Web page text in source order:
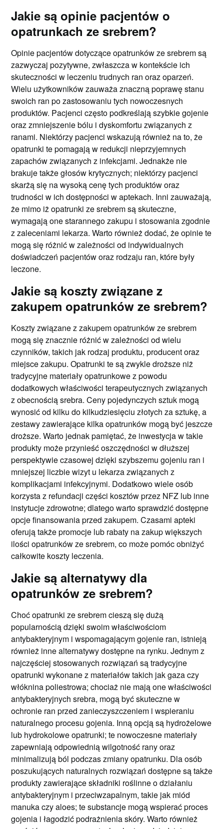
Jakie są opinie pacjentów o
opatrunkach ze srebrem?
Opinie pacjentów dotyczące opatrunków ze srebrem są
zazwyczaj pozytywne, zwłaszcza w kontekście ich
skuteczności w leczeniu trudnych ran oraz oparzeń.
Wielu użytkowników zauważa znaczną poprawę stanu
swoich ran po zastosowaniu tych nowoczesnych
produktów. Pacjenci często podkreślają szybkie gojenie
oraz zmniejszenie bólu i dyskomfortu związanych z
ranami. Niektórzy pacjenci wskazują również na to, że
opatrunki te pomagają w redukcji nieprzyjemnych
zapachów związanych z infekcjami. Jednakże nie
brakuje także głosów krytycznych; niektórzy pacjenci
skarżą się na wysoką cenę tych produktów oraz
trudności w ich dostępności w aptekach. Inni zauważają,
że mimo iż opatrunki ze srebrem są skuteczne,
wymagają one starannego zakupu i stosowania zgodnie
z zaleceniami lekarza. Warto również dodać, że opinie te
mogą się różnić w zależności od indywidualnych
doświadczeń pacjentów oraz rodzaju ran, które były
leczone.
Jakie są koszty związane z
zakupem opatrunków ze srebrem?
Koszty związane z zakupem opatrunków ze srebrem
mogą się znacznie różnić w zależności od wielu
czynników, takich jak rodzaj produktu, producent oraz
miejsce zakupu. Opatrunki te są zwykle droższe niż
tradycyjne materiały opatrunkowe z powodu
dodatkowych właściwości terapeutycznych związanych
z obecnością srebra. Ceny pojedynczych sztuk mogą
wynosić od kilku do kilkudziesięciu złotych za sztukę, a
zestawy zawierające kilka opatrunków mogą być jeszcze
droższe. Warto jednak pamiętać, że inwestycja w takie
produkty może przynieść oszczędności w dłuższej
perspektywie czasowej dzięki szybszemu gojeniu ran i
mniejszej liczbie wizyt u lekarza związanych z
komplikacjami infekcyjnymi. Dodatkowo wiele osób
korzysta z refundacji części kosztów przez NFZ lub inne
instytucje zdrowotne; dlatego warto sprawdzić dostępne
opcje finansowania przed zakupem. Czasami apteki
oferują także promocje lub rabaty na zakup większych
ilości opatrunków ze srebrem, co może pomóc obniżyć
całkowite koszty leczenia.
Jakie są alternatywy dla
opatrunków ze srebrem?
Choć opatrunki ze srebrem cieszą się dużą
popularnością dzięki swoim właściwościom
antybakteryjnym i wspomagającym gojenie ran, istnieją
również inne alternatywy dostępne na rynku. Jednym z
najczęściej stosowanych rozwiązań są tradycyjne
opatrunki wykonane z materiałów takich jak gaza czy
włóknina poliestrowa; chociaż nie mają one właściwości
antybakteryjnych srebra, mogą być skuteczne w
ochronie ran przed zanieczyszczeniem i wspieraniu
naturalnego procesu gojenia. Inną opcją są hydrożelowe
lub hydrokolowe opatrunki; te nowoczesne materiały
zapewniają odpowiednią wilgotność rany oraz
minimalizują ból podczas zmiany opatrunku. Dla osób
poszukujących naturalnych rozwiązań dostępne są także
produkty zawierające składniki roślinne o działaniu
antybakteryjnym i przeciwzapalnym, takie jak miód
manuka czy aloes; te substancje mogą wspierać proces
gojenia i łagodzić podrażnienia skóry. Warto również